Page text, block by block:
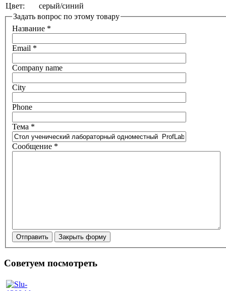
Цвет:
серый/синий
Задать вопрос по этому товару
Название *
Email *
Company name
City
Phone
Тема *
Сообщение *
Отправить Закрыть форму
Советуем посмотреть